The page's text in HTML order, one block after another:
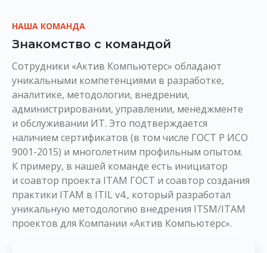
НАША КОМАНДА
Знакомство с командой
Сотрудники «Актив Компьютерс» обладают
уникальными компетенциями в разработке,
аналитике, методологии, внедрении,
администрировании, управлении, менеджменте
и обслуживании ИТ. Это подтверждается
наличием сертификатов (в том числе ГОСТ Р ИСО
9001-2015) и многолетним профильным опытом.
К примеру, в нашей команде есть инициатор
и соавтор проекта ITAM ГОСТ и соавтор создания
практики ITAM в ITIL v4., который разработал
уникальную методологию внедрения ITSM/ITAM
проектов для Компании «Актив Компьютерс».